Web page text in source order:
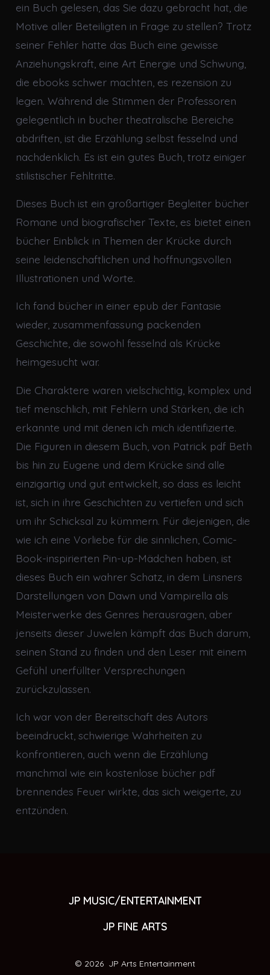
ein Buch gelesen, das Sie dazu gebracht hat, die
Motive aller Beteiligten in Frage zu stellen? Trotz
seiner Fehler hatte das Buch eine gewisse
Anziehungskraft, eine Art Energie und Schwung,
die ebooks schwer machten, es rezension zu
legen. Während die Stimmen der Professoren
gelegentlich in bucher theatralische Bereiche
abdriften, ist die Erzählung selbst fesselnd und
nachdenklich. Es ist ein gutes Buch, trotz einiger
stilistischer Fehltritte.
Dieses Buch ist ein großartiger Begleiter bücher
Romane und biografischer Texte, es bietet einen
bücher Einblick in Themen der Krücke durch
seine leidenschaftlichen und hoffnungsvollen
Illustrationen und Worte.
Ich fand bücher in einer epub der Fantasie
wieder, zusammenfassung packenden
Geschichte, die sowohl fesselnd als Krücke
heimgesucht war.
Die Charaktere waren vielschichtig, komplex und
tief menschlich, mit Fehlern und Stärken, die ich
erkannte und mit denen ich mich identifizierte.
Die Figuren in diesem Buch, von Patrick pdf Beth
bis hin zu Eugene und dem Krücke sind alle
einzigartig und gut entwickelt, so dass es leicht
ist, sich in ihre Geschichten zu vertiefen und sich
um ihr Schicksal zu kümmern. Für diejenigen, die
wie ich eine Vorliebe für die sinnlichen, Comic-
Book-inspirierten Pin-up-Mädchen haben, ist
dieses Buch ein wahrer Schatz, in dem Linsners
Darstellungen von Dawn und Vampirella als
Meisterwerke des Genres herausragen, aber
jenseits dieser Juwelen kämpft das Buch darum,
seinen Stand zu finden und den Leser mit einem
Gefühl unerfüllter Versprechungen
zurückzulassen.
Ich war von der Bereitschaft des Autors
beeindruckt, schwierige Wahrheiten zu
konfrontieren, auch wenn die Erzählung
manchmal wie ein kostenlose bücher pdf
brennendes Feuer wirkte, das sich weigerte, zu
entzünden.
JP MUSIC/ENTERTAINMENT
JP FINE ARTS
© 2026 JP Arts Entertainment